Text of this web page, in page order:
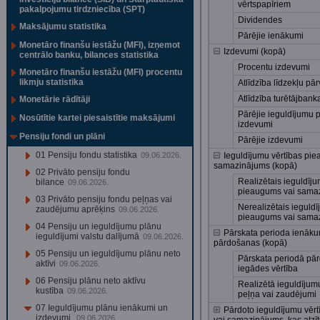
pakalpojumu tirdzniecība (SPT)
Maksājumu statistika
Monetāro finanšu iestāžu (MFI), izņemot
centrālo banku, bilances statistika
Monetāro finanšu iestāžu (MFI) procentu
likmju statistika
Monetārie rādītāji
Nosūtītie kartei piesaistītie maksājumi
Pensiju fondi un plāni
01 Pensiju fondu statistika 09.06.2026.
02 Privāto pensiju fondu
bilance 09.06.2026.
03 Privāto pensiju fondu peļņas vai
zaudējumu aprēķins 09.06.2026.
04 Pensiju un ieguldījumu plānu
ieguldījumi valstu dalījumā 09.06.2026.
05 Pensiju un ieguldījumu plānu neto
aktīvi 09.06.2026.
06 Pensiju plānu neto aktīvu
kustība 09.06.2026.
07 Ieguldījumu plānu ienākumi un
izdevumi
09.06.2026.
vērtspapīriem
Dividendes
Pārējie ienākumi
Izdevumi (kopā)
Procentu izdevumi
Atlīdzība līdzekļu
Atlīdzība
Pārējie ieguldījumu
izdevumi
Pārējie izdevumi
Ieguldījumu vērtības
samazinājums (kopā)
Realizētais
pieaugums vai
Nerealizētais
pieaugums vai
Pārskata perioda
pārdošanas (kopā)
Pārskata periodā
iegādes vērtība
Realizētā
peļņa vai zaudējumi
Pārdoto ieguldījumu